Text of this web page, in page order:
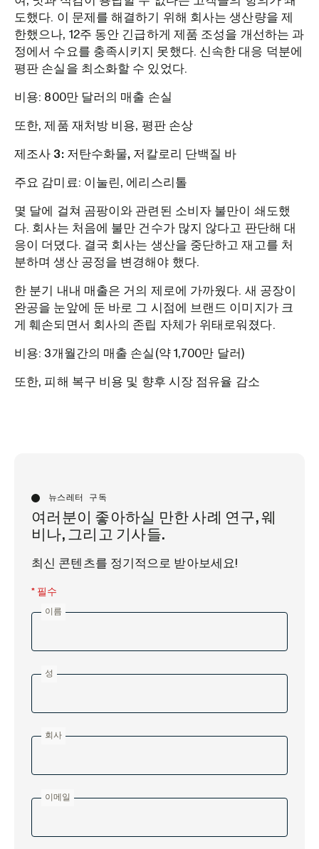
도했다. 이 문제를 해결하기 위해 회사는 생산량을 제
한했으나, 12주 동안 긴급하게 제품 조성을 개선하는 과
정에서 수요를 충족시키지 못했다. 신속한 대응 덕분에
평판 손실을 최소화할 수 있었다.
비용: 800만 달러의 매출 손실
또한, 제품 재처방 비용, 평판 손상
제조사 3: 저탄수화물, 저칼로리 단백질 바
주요 감미료: 이눌린, 에리스리톨
몇 달에 걸쳐 곰팡이와 관련된 소비자 불만이 쇄도했
다. 회사는 처음에 불만 건수가 많지 않다고 판단해 대
응이 더뎠다. 결국 회사는 생산을 중단하고 재고를 처
분하며 생산 공정을 변경해야 했다.
한 분기 내내 매출은 거의 제로에 가까웠다. 새 공장이
완공을 눈앞에 둔 바로 그 시점에 브랜드 이미지가 크
게 훼손되면서 회사의 존립 자체가 위태로워졌다.
비용: 3개월간의 매출 손실(약 1,700만 달러)
또한, 피해 복구 비용 및 향후 시장 점유율 감소
뉴스레터 구독
여러분이 좋아하실 만한 사례 연구, 웨
비나, 그리고 기사들.
최신 콘텐츠를 정기적으로 받아보세요!
* 필수
이름
성
회사
이메일